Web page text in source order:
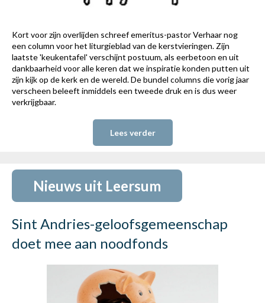
Kort voor zijn overlijden schreef emeritus-pastor Verhaar nog
een column voor het liturgieblad van de kerstvieringen. Zijn
laatste 'keukentafel' verschijnt postuum, als eerbetoon en uit
dankbaarheid voor alle keren dat we inspiratie konden putten uit
zijn kijk op de kerk en de wereld. De bundel columns die vorig jaar
verscheen beleeft inmiddels een tweede druk en is dus weer
verkrijgbaar.
Lees verder
Nieuws uit Leersum
Sint Andries-geloofsgemeenschap
doet mee aan noodfonds